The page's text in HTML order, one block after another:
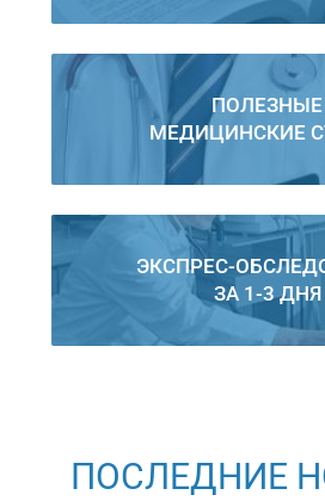
ПОЛЕЗНЫЕ
МЕДИЦИНСКИЕ
ЭКСПРЕС-
ЗА 1-3 ДНЯ
ПОСЛЕДНИЕ